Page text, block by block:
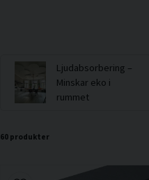
Ljudabsorbering –
Minskar eko i
rummet
60 produkter